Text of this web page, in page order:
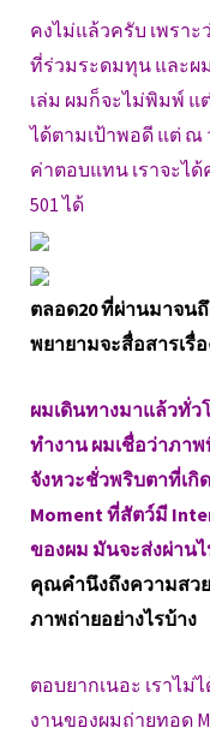
คงไม่แล้วครับ เพรา
ที่ร่วมระดมทุน และผ
เล่ม ผมก็จะไม่พิมพ์
ได้ตามเป้าพอดี แต่
ค่าตอบแทน เราจะไ
501 ได้
ตลอด20 ที่ผ่านมาจน
พยายามจะสื่อสารเรื่
ผมเดินทางมาแล้วทั่ว
ทำงาน ผมเชื่อว่าภา
จังหวะชั่วพริบตาที่เ
Moment ที่สัตว์มี
ของผม มันจะส่งผ่าน
คุณคำนึงถึงความสว
ภาพถ่ายอย่างไรบ้าง
ตอบยากเนอะ เราไ
งานของผมถ่ายทอด